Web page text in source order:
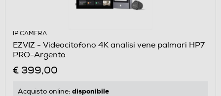
IP CAMERA
EZVIZ - Videocitofono 4K analisi vene palmari HP7
PRO-Argento
€ 399,00
Acquisto online: disponibile